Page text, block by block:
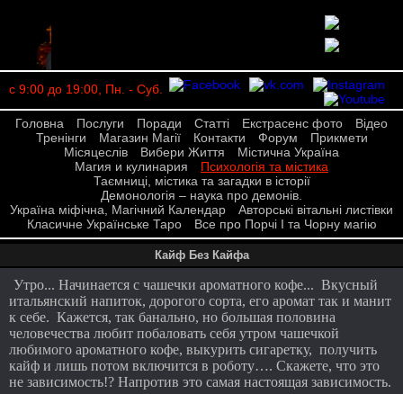
с 9:00 до 19:00, Пн. - Суб.
Головна Послуги Поради Статті Екстрасенс фото
Відео
Тренінги
Магазин Магії Контакти Форум
Прикмети
Місяцеслів
Вибери Життя
Містична Україна
Магия и кулинария
Психологія та містика
Таємниці, містика та загадки в історії
Демонологія – наука про демонів.
Україна міфічна, Магічний Календар
Авторські вітальні листівки
Класичне Українське Таро
Все про Порчі І та Чорну магію
Кайф Без Кайфа
Утро... Начинается с чашечки ароматного кофе... Вкусный
итальянский напиток, дорогого сорта, его аромат так и манит
к себе. Кажется, так банально, но большая половина
человечества любит побаловать себя утром чашечкой
любимого ароматного кофе, выкурить сигаретку, получить
кайф и лишь потом включится в роботу…. Скажете, что это
не зависимость!? Напротив это самая настоящая зависимость.